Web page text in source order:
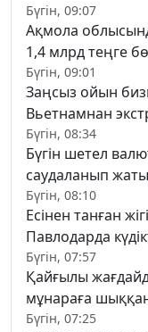
Бүгін, 09:07
Ақмола
1,4 млрд теңге
Бүгін, 09:01
Заңсыз ойын
Вьетнамнан
Бүгін, 08:34
Бүгін шетел
саудаланып
Бүгін, 08:10
Есінен танған
Павлодарда
Бүгін, 07:57
Қайғылы
мұнараға
Бүгін, 07:25